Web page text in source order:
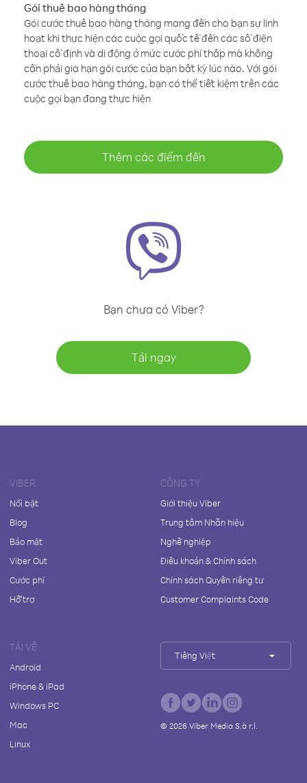
Gói thuê bao hàng tháng
Gói cước thuê bao hàng tháng mang đến cho bạn sự linh
hoạt khi thực hiện các cuộc gọi quốc tế đến các số điện
thoại cố định và di động ở mức cước phí thấp mà không
cần phải gia hạn gói cước của bạn bất kỳ lúc nào. Với gói
cước thuê bao hàng tháng, bạn có thể tiết kiệm trên các
cuộc gọi bạn đang thực hiện
Thêm các điểm đến
Bạn chưa có Viber?
Tải ngay
VIBER
Nổi bật
Blog
Bảo mật
Viber Out
Cước phí
Hỗ trợ
CÔNG TY
Giới thiệu Viber
Trung tâm Nhãn hiệu
Nghề nghiệp
Điều khoản & Chính sách
Chính sách Quyền riêng tư
Customer Complaints Code
TẢI VỀ
Android
iPhone & iPad
Windows PC
Mac
Linux
Tiếng Việt
© 2026Viber Media S.à r.l.